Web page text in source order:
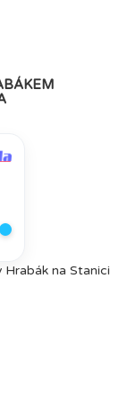
na Stanici